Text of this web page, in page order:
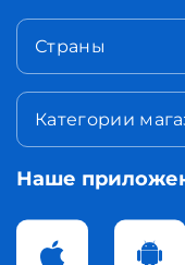
Страны
Категории
Наше